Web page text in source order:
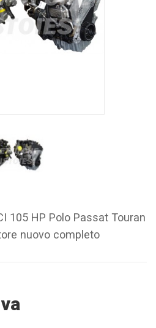
105 HP Polo Passat Touran
nuovo completo